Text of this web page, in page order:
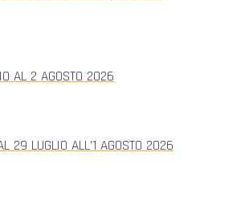
AL 2 AGOSTO 2026
29 LUGLIO ALL’1 AGOSTO 2026